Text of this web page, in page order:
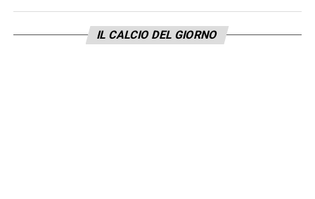
IL CALCIO DEL GIORNO